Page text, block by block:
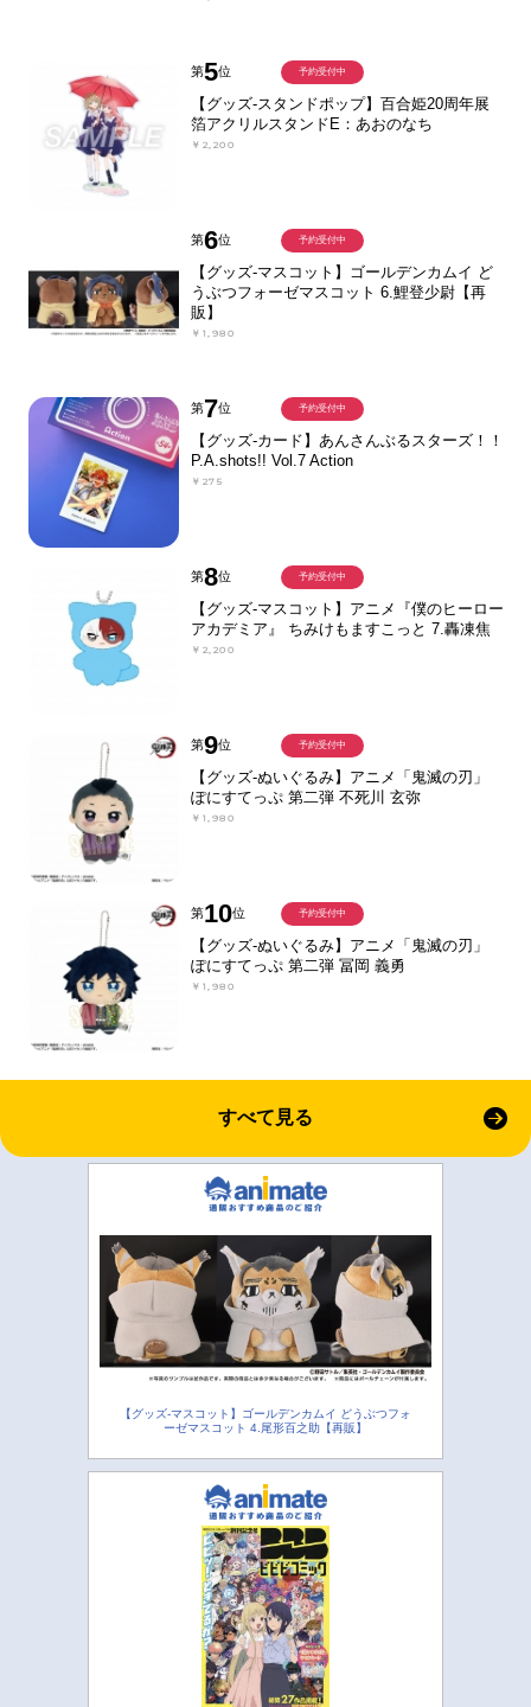
第5位
【グッズ-スタンドポップ】百合姫20周年展
箔アクリルスタンドE：あおのなち
￥2,200
予約受付中
第6位
【グッズ-マスコット】ゴールデンカムイ ど
うぶつフォーゼマスコット 6.鯉登少尉【再
販】
￥1,980
予約受付中
第7位
【グッズ-カード】あんさんぶるスターズ！！
P.A.shots!! Vol.7 Action
￥275
予約受付中
第8位
【グッズ-マスコット】アニメ『僕のヒーロー
アカデミア』 ちみけもますこっと 7.轟凍焦
￥2,200
予約受付中
第9位
【グッズ-ぬいぐるみ】アニメ「鬼滅の刃」
ぽにすてっぷ 第二弾 不死川 玄弥
￥1,980
予約受付中
第10位
【グッズ-ぬいぐるみ】アニメ「鬼滅の刃」
ぽにすてっぷ 第二弾 冨岡 義勇
￥1,980
予約受付中
すべて見る
【グッズ-マスコット】ゴールデンカムイ どうぶつフォ
ーゼマスコット 4.尾形百之助【再販】